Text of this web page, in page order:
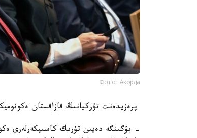
Фото: Акорда
پرەزيدەنت تۇركيانىڭ قازاقستان